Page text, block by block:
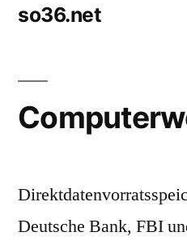
so36.net
Deutsche Bank, FBI